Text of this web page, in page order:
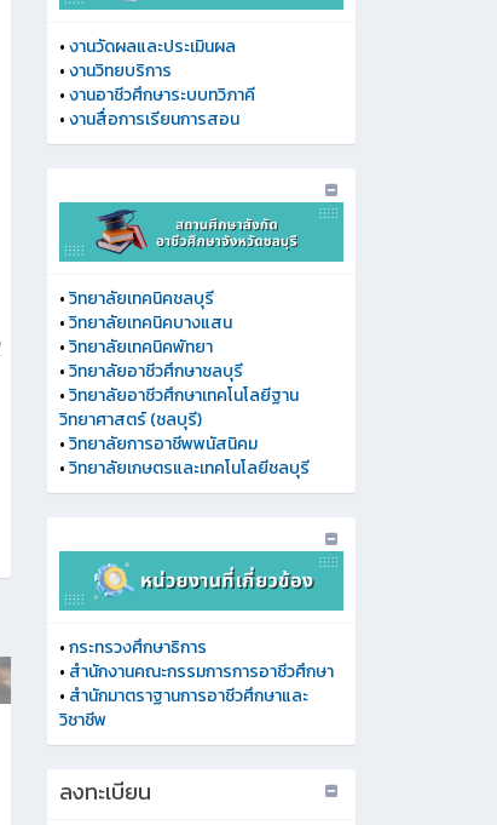
•งานวัดผลและประเมินผล
•งานวิทยบริการ
•งานอาชีวศึกษาระบบทวิภาคี
•งานสื่อการเรียนการสอน
•วิทยาลัยเทคนิคชลบุรี
•วิทยาลัยเทคนิคบางแสน
•วิทยาลัยเทคนิคพัทยา
•วิทยาลัยอาชีวศึกษาชลบุรี
•วิทยาลัยอาชีวศึกษาเทคโนโลยีฐาน
วิทยาศาสตร์ (ชลบุรี)
•วิทยาลัยการอาชีพพนัสนิคม
•วิทยาลัยเกษตรและเทคโนโลยีชลบุรี
•กระทรวงศึกษาธิการ
• สำนักงานคณะกรรมการการอาชีวศึกษา
• สำนักมาตราฐานการอาชีวศึกษาและ
วิชาชีพ
ลงทะเบียน